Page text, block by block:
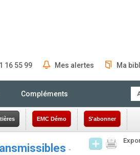
16 55 99 Mes alertes Ma
Compléments
EMC Démo S'abonner
-